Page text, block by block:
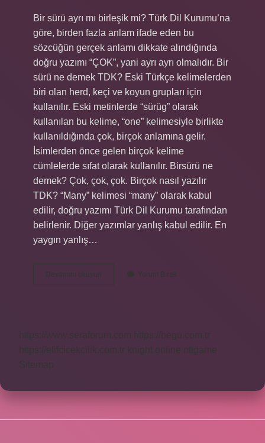
Bir sürü ayrı mı birleşik mi? Türk Dil Kurumu’na
göre, birden fazla anlam ifade eden bu
sözcüğün gerçek anlamı dikkate alındığında
doğru yazımı “ÇOK”, yani ayrı ayrı olmalıdır. Bir
sürü ne demek TDK? Eski Türkçe kelimelerden
biri olan herd, keçi ve koyun grupları için
kullanılır. Eski metinlerde “sürüg” olarak
kullanılan bu kelime, “one” kelimesiyle birlikte
kullanıldığında çok, birçok anlamına gelir.
İsimlerden önce gelen birçok kelime
cümlelerde sıfat olarak kullanılır. Birsürü ne
demek? Çok, çok, çok. Birçok nasıl yazılır
TDK? “Many” kelimesi “many” olarak kabul
edilir, doğru yazımı Türk Dil Kurumu tarafından
belirlenir. Diğer yazımlar yanlış kabul edilir. En
yaygın yanlış…
Devamını okuyun
Sürü
Yorum Bırak
https://www.seraforum.com
https://begu.com.tr
https://elifcicekcilik.com.tr
knight online
nttgame
Sitemap